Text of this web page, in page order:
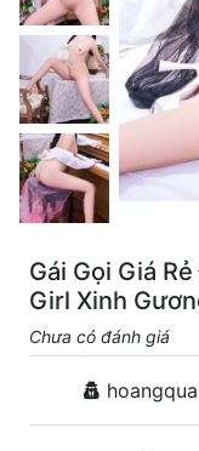
Gái Gọi Giá
Girl Xinh
Chưa có đánh giá